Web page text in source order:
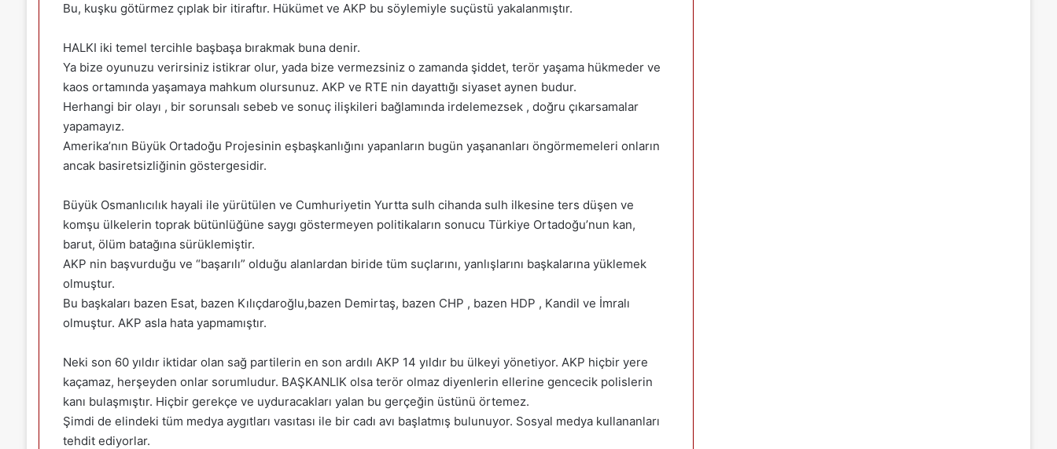
Bu, kuşku götürmez çıplak bir itiraftır. Hükümet ve AKP bu söylemiyle suçüstü yakalanmıştır.
HALKI iki temel tercihle başbaşa bırakmak buna denir.
Ya bize oyunuzu verirsiniz istikrar olur, yada bize vermezsiniz o zamanda şiddet, terör yaşama hükmeder ve
kaos ortamında yaşamaya mahkum olursunuz. AKP ve RTE nin dayattığı siyaset aynen budur.
Herhangi bir olayı , bir sorunsalı sebeb ve sonuç ilişkileri bağlamında irdelemezsek , doğru çıkarsamalar
yapamayız.
Amerika’nın Büyük Ortadoğu Projesinin eşbaşkanlığını yapanların bugün yaşananları öngörmemeleri onların
ancak basiretsizliğinin göstergesidir.
Büyük Osmanlıcılık hayali ile yürütülen ve Cumhuriyetin Yurtta sulh cihanda sulh ilkesine ters düşen ve
komşu ülkelerin toprak bütünlüğüne saygı göstermeyen politikaların sonucu Türkiye Ortadoğu’nun kan,
barut, ölüm batağına sürüklemiştir.
AKP nin başvurduğu ve “başarılı” olduğu alanlardan biride tüm suçlarını, yanlışlarını başkalarına yüklemek
olmuştur.
Bu başkaları bazen Esat, bazen Kılıçdaroğlu,bazen Demirtaş, bazen CHP , bazen HDP , Kandil ve İmralı
olmuştur. AKP asla hata yapmamıştır.
Neki son 60 yıldır iktidar olan sağ partilerin en son ardılı AKP 14 yıldır bu ülkeyi yönetiyor. AKP hiçbir yere
kaçamaz, herşeyden onlar sorumludur. BAŞKANLIK olsa terör olmaz diyenlerin ellerine gencecik polislerin
kanı bulaşmıştır. Hiçbir gerekçe ve uyduracakları yalan bu gerçeğin üstünü örtemez.
Şimdi de elindeki tüm medya aygıtları vasıtası ile bir cadı avı başlatmış bulunuyor. Sosyal medya kullananları
tehdit ediyorlar.